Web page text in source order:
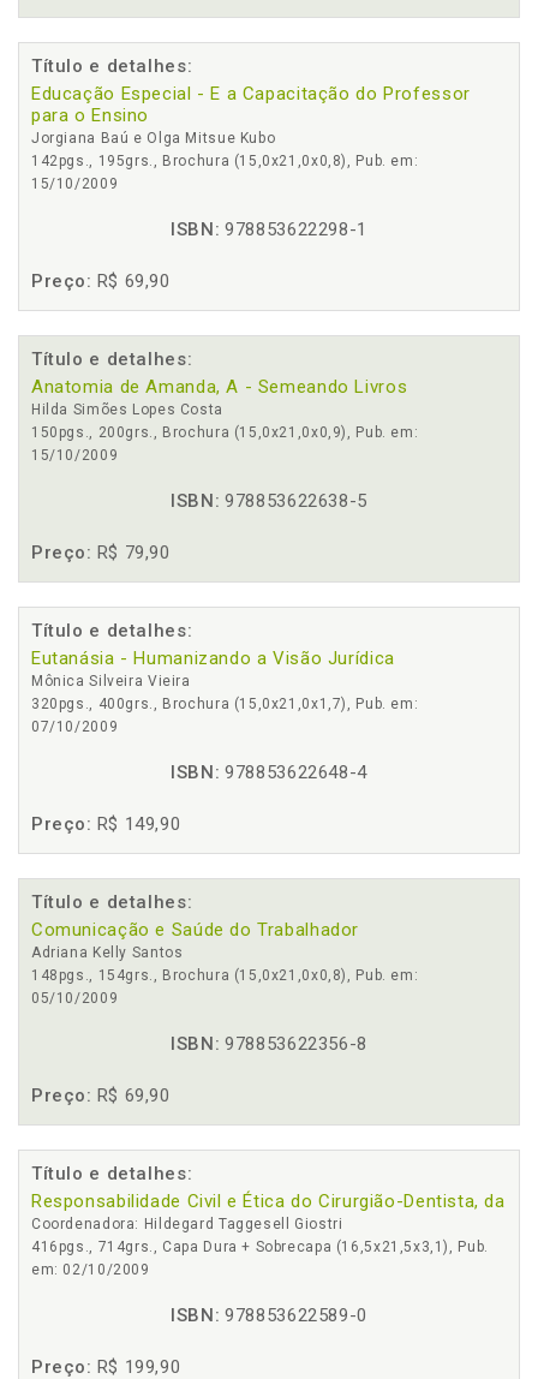
Título e detalhes:
Educação Especial - E a Capacitação do Professor
para o Ensino
Jorgiana Baú e Olga Mitsue Kubo
142pgs., 195grs., Brochura (15,0x21,0x0,8), Pub. em:
15/10/2009
ISBN: 978853622298-1
Preço: R$ 69,90
Título e detalhes:
Anatomia de Amanda, A - Semeando Livros
Hilda Simões Lopes Costa
150pgs., 200grs., Brochura (15,0x21,0x0,9), Pub. em:
15/10/2009
ISBN: 978853622638-5
Preço: R$ 79,90
Título e detalhes:
Eutanásia - Humanizando a Visão Jurídica
Mônica Silveira Vieira
320pgs., 400grs., Brochura (15,0x21,0x1,7), Pub. em:
07/10/2009
ISBN: 978853622648-4
Preço: R$ 149,90
Título e detalhes:
Comunicação e Saúde do Trabalhador
Adriana Kelly Santos
148pgs., 154grs., Brochura (15,0x21,0x0,8), Pub. em:
05/10/2009
ISBN: 978853622356-8
Preço: R$ 69,90
Título e detalhes:
Responsabilidade Civil e Ética do Cirurgião-Dentista, da
Coordenadora: Hildegard Taggesell Giostri
416pgs., 714grs., Capa Dura + Sobrecapa (16,5x21,5x3,1), Pub.
em: 02/10/2009
ISBN: 978853622589-0
Preço: R$ 199,90